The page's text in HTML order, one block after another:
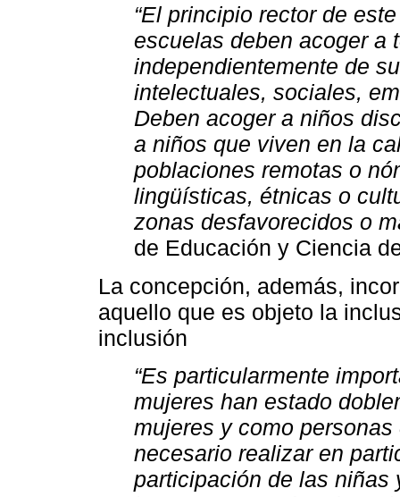
“El principio rector de
escuelas deben acoger a
independientemente de
intelectuales, sociales,
Deben acoger a niños
a niños que viven en la
poblaciones remotas o
lingüísticas, étnicas o
zonas desfavorecidos o
de Educación y Ciencia
La concepción, además,
aquello que es objeto la
inclusión
“Es particularmente
mujeres han estado
mujeres y como
necesario realizar en
participación de las niñas